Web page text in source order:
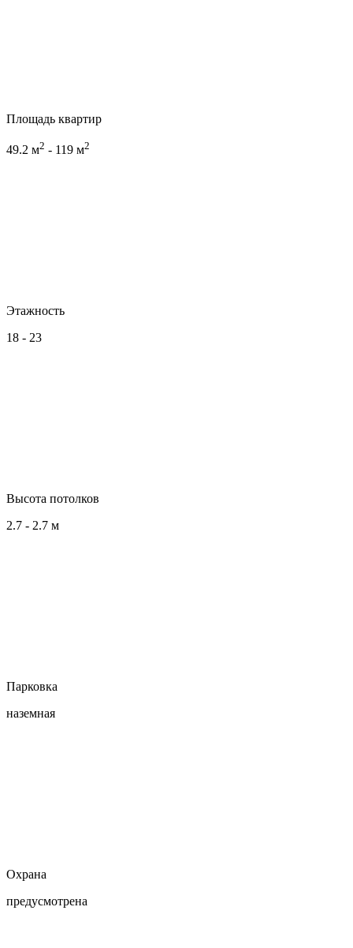
Площадь квартир
49.2 м2 - 119 м2
Этажность
18 - 23
Высота потолков
2.7 - 2.7 м
Парковка
наземная
Охрана
предусмотрена